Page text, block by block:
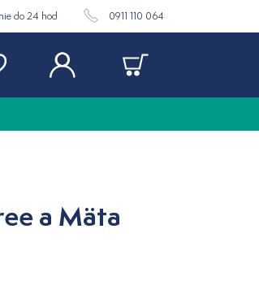
do 24 hod 0911 110 064
a Mäta